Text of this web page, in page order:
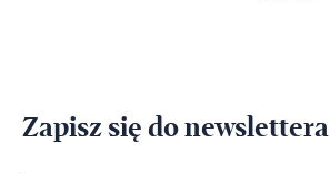
Zapisz się do newslettera